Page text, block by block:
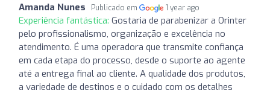
Amanda Nunes Publicado em 1 year ago
Experiência fantástica: Gostaria de parabenizar a Orinter
pelo profissionalismo, organização e excelência no
atendimento. É uma operadora que transmite confiança
em cada etapa do processo, desde o suporte ao agente
até a entrega final ao cliente. A qualidade dos produtos,
a variedade de destinos e o cuidado com os detalhes